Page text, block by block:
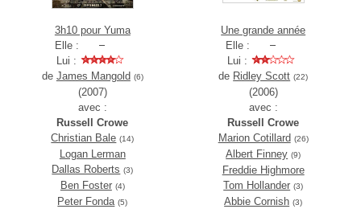
3h10 pour Yuma
Elle :
Lui :
de James Mangold (6)
(2007)
avec :
Russell Crowe
Christian Bale (14)
Logan Lerman
Dallas Roberts (3)
Ben Foster (4)
Peter Fonda (5)
Une grande année
Elle :
Lui :
de Ridley Scott (22)
(2006)
avec :
Russell Crowe
Marion Cotillard (26)
Albert Finney (9)
Freddie Highmore
Tom Hollander (3)
Abbie Cornish (3)